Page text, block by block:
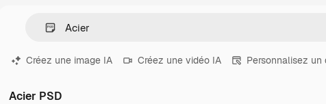
Créez une image IA Créez une vidéo IA Personnalisez un
Acier PSD